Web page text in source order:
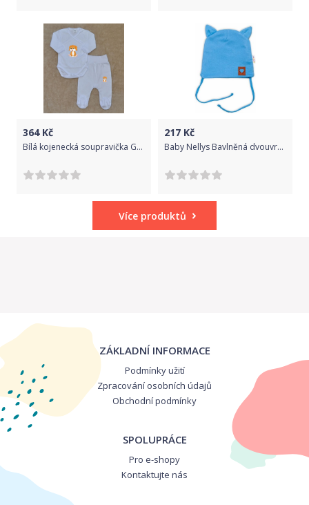
364Kč
Bílá kojenecká soupravička Gama 2-dílná, zavinovací body+polodupačky, sedící pejsek vel.50
217 Kč
Baby Nellys Bavlněná dvouvrstvá čepice s oušky na zavazování FOX - modrá, Velikost koj. oblečení 68-74 (6-9m)
Více produktů
ZÁKLADNÍ INFORMACE
Podmínky užití
Zpracování osobních údajů
Obchodní podmínky
SPOLUPRÁCE
Pro e-shopy
Kontaktujte nás